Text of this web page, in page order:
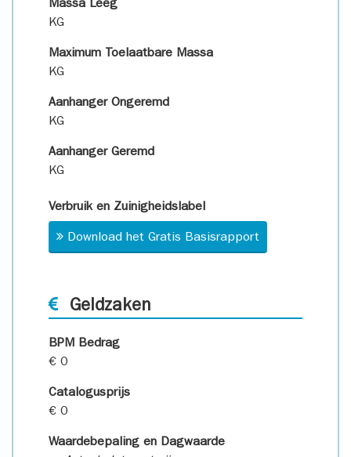
Massa Leeg
KG
Maximum Toelaatbare Massa
KG
Aanhanger Ongeremd
KG
Aanhanger Geremd
KG
Verbruik en Zuinigheidslabel
Download het Gratis Basisrapport
Geldzaken
BPM Bedrag
€ 0
Catalogusprijs
€ 0
Waardebepaling en Dagwaarde